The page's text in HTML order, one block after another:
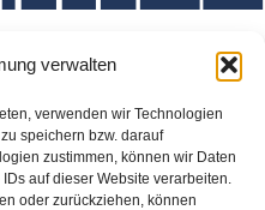
verwalten
verwenden wir Technologien
speichern bzw. darauf
zustimmen, können wir Daten
auf dieser Website verarbeiten.
oder zurückziehen, können